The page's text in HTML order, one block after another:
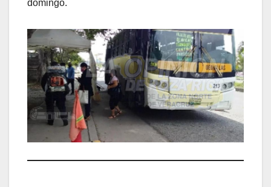
domingo.